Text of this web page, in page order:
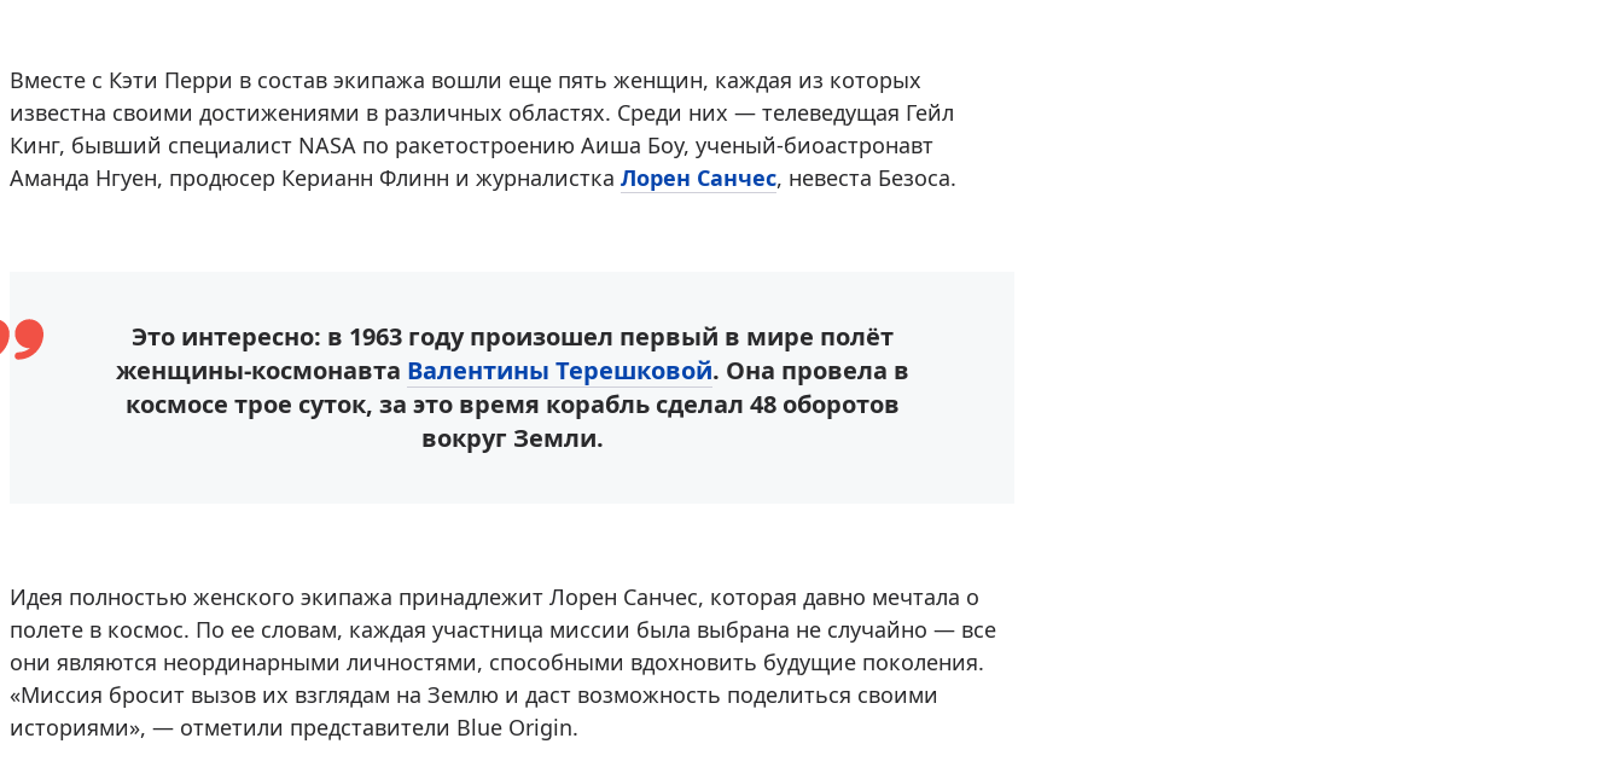
Вместе с Кэти Перри в состав экипажа вошли еще пять женщин, каждая из которых
известна своими достижениями в различных областях. Среди них — телеведущая Гейл
Кинг, бывший специалист NASA по ракетостроению Аиша Боу, ученый-биоастронавт
Аманда Нгуен, продюсер Керианн Флинн и журналистка Лорен Санчес, невеста Безоса.
Это интересно: в 1963 году произошел первый в мире полёт
женщины-космонавта Валентины Терешковой. Она провела в
космосе трое суток, за это время корабль сделал 48 оборотов
вокруг Земли.
Идея полностью женского экипажа принадлежит Лорен Санчес, которая давно мечтала о
полете в космос. По ее словам, каждая участница миссии была выбрана не случайно — все
они являются неординарными личностями, способными вдохновить будущие поколения.
«Миссия бросит вызов их взглядам на Землю и даст возможность поделиться своими
историями», — отметили представители Blue Origin.